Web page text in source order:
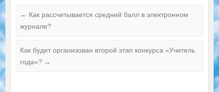
← Как рассчитывается средний балл в электронном
журнале?
Как будет организован второй этап конкурса «Учитель
года»? →